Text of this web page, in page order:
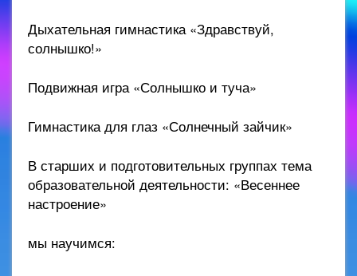
Дыхательная гимнастика «Здравствуй,
солнышко!»
Подвижная игра «Солнышко и туча»
Гимнастика для глаз «Солнечный зайчик»
В старших и подготовительных группах тема
образовательной деятельности: «Весеннее
настроение»
мы научимся: